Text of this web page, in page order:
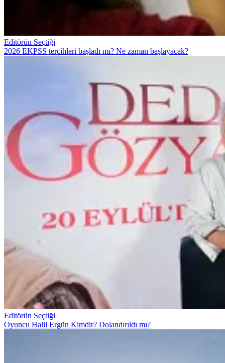
Editörün Seçtiği
2026 EKPSS tercihleri başladı mı? Ne zaman başlayacak?
Editörün Seçtiği
Oyuncu Halil Ergün Kimdir? Dolandırıldı mı?